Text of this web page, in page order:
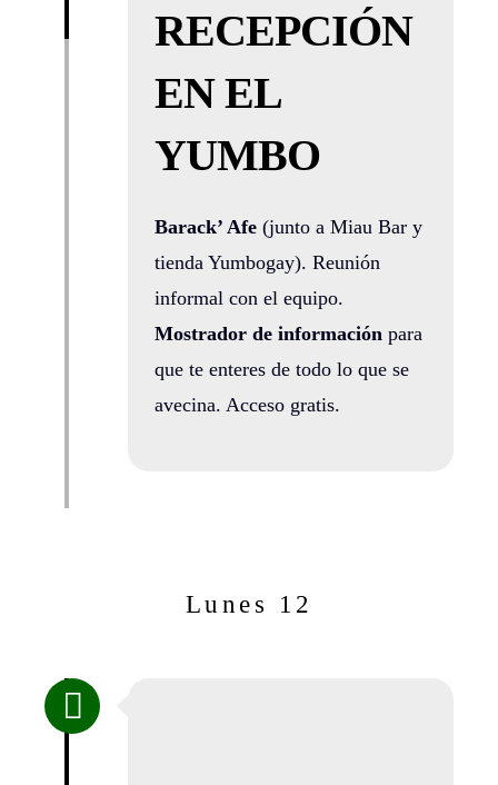
RECEPCIÓN
EN EL
YUMBO
Barack’ Afe (junto a Miau Bar y
tienda Yumbogay). Reunión
informal con el equipo.
Mostrador de información para
que te enteres de todo lo que se
avecina. Acceso gratis.
Lunes 12